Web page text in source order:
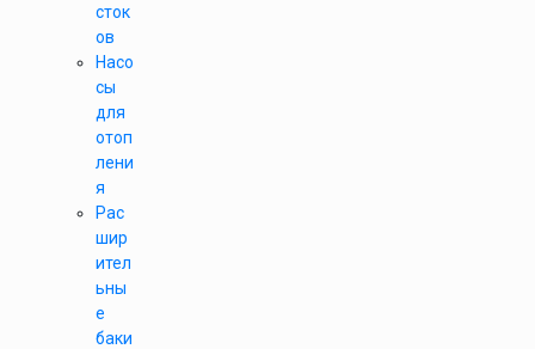
сток
ов
Насо
сы
для
отоп
лени
я
Рас
шир
ител
ьны
е
баки